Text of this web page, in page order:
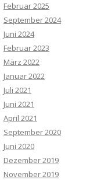
Februar 2025
September 2024
Juni 2024
Februar 2023
März 2022
Januar 2022
Juli 2021
Juni 2021
April 2021
September 2020
Juni 2020
Dezember 2019
November 2019